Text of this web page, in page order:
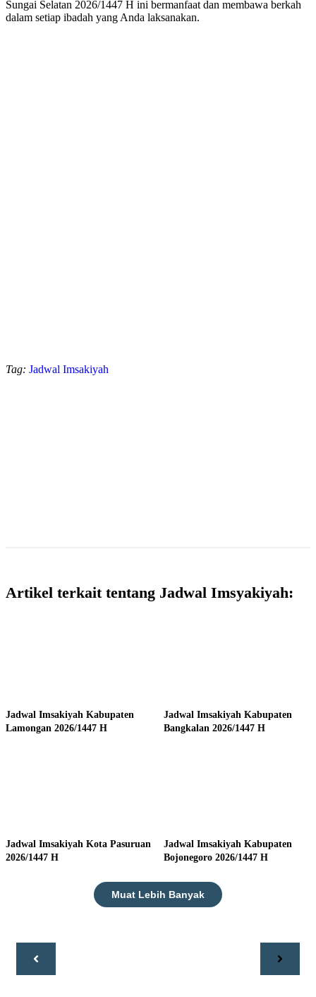
Sungai Selatan 2026/1447 H ini bermanfaat dan membawa berkah
dalam setiap ibadah yang Anda laksanakan.
Tag: Jadwal Imsakiyah
Artikel terkait tentang Jadwal Imsyakiyah:
Jadwal Imsakiyah Kabupaten
Lamongan 2026/1447 H
Jadwal Imsakiyah Kabupaten
Bangkalan 2026/1447 H
Jadwal Imsakiyah Kota Pasuruan
2026/1447 H
Jadwal Imsakiyah Kabupaten
Bojonegoro 2026/1447 H
Muat Lebih Banyak